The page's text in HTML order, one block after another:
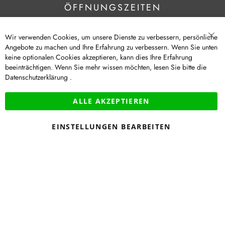
ÖFFNUNGSZEITEN
09:00 - 19:00 Uhr
© Modehaus Garhammer GmbH
VERTRAG WIDERRUFEN|
Wir verwenden Cookies, um unsere Dienste zu verbessern, persönliche
Angebote zu machen und Ihre Erfahrung zu verbessern. Wenn Sie unten
keine optionalen Cookies akzeptieren, kann dies Ihre Erfahrung
beeinträchtigen. Wenn Sie mehr wissen möchten, lesen Sie bitte die
Datenschutzerklärung .
ALLE AKZEPTIEREN
EINSTELLUNGEN BEARBEITEN